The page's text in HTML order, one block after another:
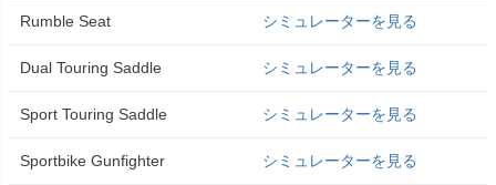
Rumble Seat シミュレーターを見る
Dual Touring Saddle シミュレーターを見る
Sport Touring Saddle シミュレーターを見る
Sportbike Gunfighter シミュレーターを見る